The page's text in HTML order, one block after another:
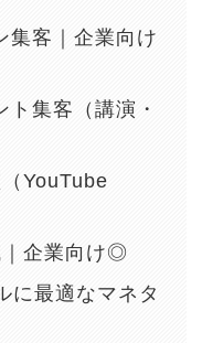
集客｜企業向け
集客（講演・
YouTube
企業向け◎
に最適なマネタ